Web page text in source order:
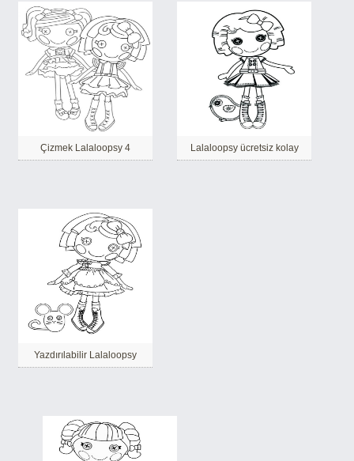
Çizmek Lalaloopsy 4 Lalaloopsy ücretsiz kolay
Yazdırılabilir Lalaloopsy